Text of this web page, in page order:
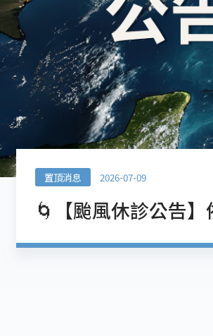
置頂消息 2026-07-09
🌀【颱風休診公告